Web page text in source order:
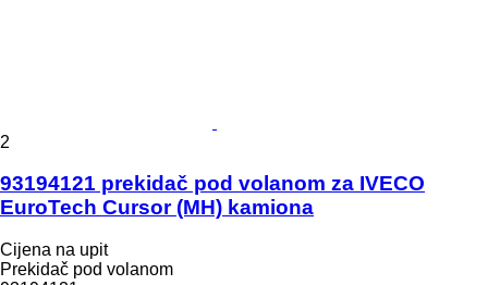
2
93194121 prekidač pod volanom za IVECO
EuroTech Cursor (MH) kamiona
Cijena na upit
Prekidač pod volanom